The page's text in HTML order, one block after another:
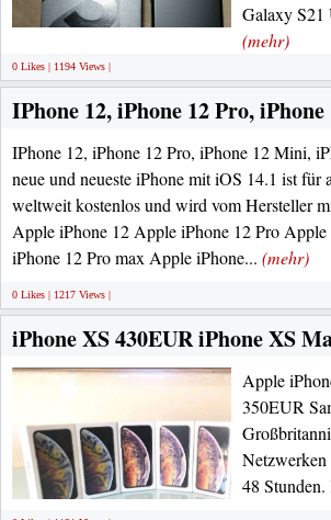
Galaxy S21
(mehr)
0 Likes | 1194 Views |
IPhone 12, iPhone 12 Pro,
IPhone 12, iPhone 12 Pro, iPhone 12 Mini,
neue und neueste iPhone mit iOS 14.1 ist für
weltweit kostenlos und wird vom Hersteller
Apple iPhone 12 Apple iPhone 12 Pro
iPhone 12 Pro max Apple iPhone... (mehr)
0 Likes | 1217 Views |
iPhone XS 430EUR iPhone XS
Apple
350EUR
48